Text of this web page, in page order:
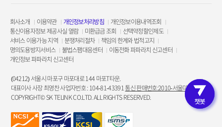
고객인증
회사소개 이용약관 개인정보처리방침
개인정보이용내역조회
통신이용자정보 제공사실 열람
미환급금 조회
선택약정할인제도
서비스 이용가능 지역
분쟁처리절차
책임의 한계와 법적고지
명의도용방지서비스
불법스팸대응센터
이동전화 파파라치 신고센터
개인정보 파파라치 신고센터
(04212) 서울시 마포구 마포대로 144 마포T타운.
대표이사 사장 최영찬 사업자번호 : 104-81-43391통신 판매번호:2010-서울마포-3953
COPYRIGHT© SK TELINK CO.LTD. ALL RIGHTS RESERVED.